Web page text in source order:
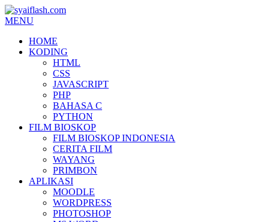
MENU
HOME
KODING
HTML
CSS
JAVASCRIPT
PHP
BAHASA C
PYTHON
FILM BIOSKOP
FILM BIOSKOP INDONESIA
CERITA FILM
WAYANG
PRIMBON
APLIKASI
MOODLE
WORDPRESS
PHOTOSHOP